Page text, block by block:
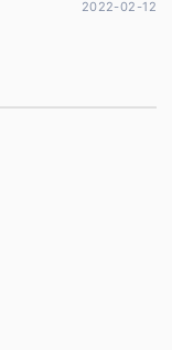
2022-02-12